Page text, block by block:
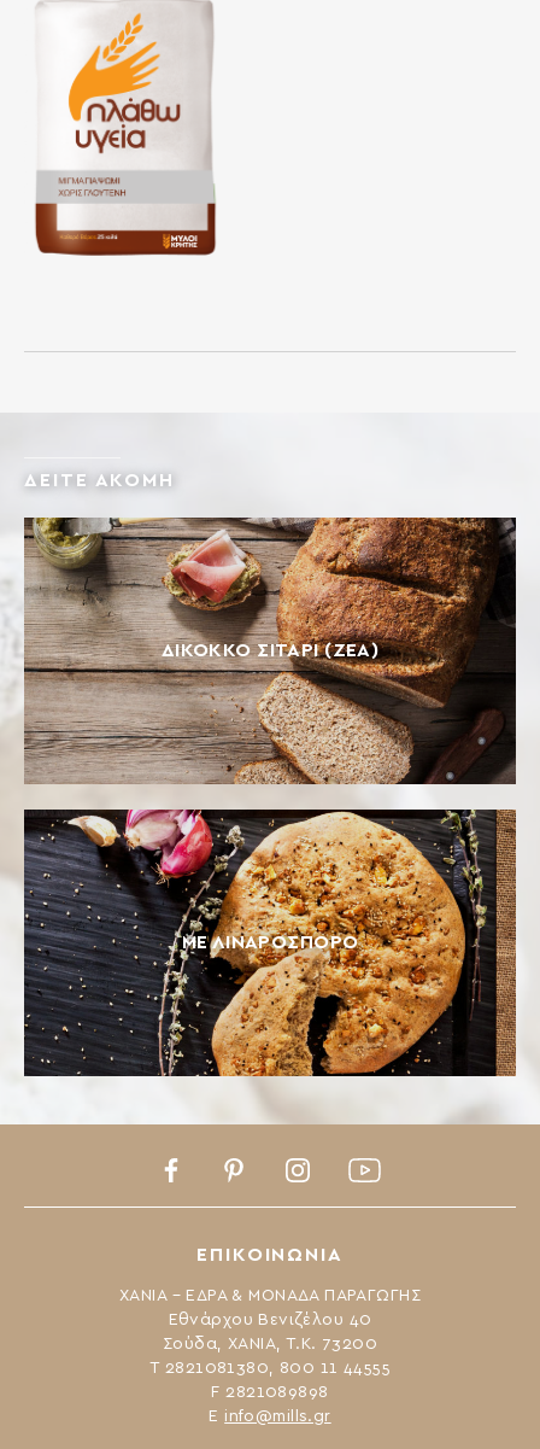
ΔΕΙΤΕ ΑΚΟΜΗ
ΔΊΚΟΚΚΟ ΣΙΤΆΡΙ (ΖΈΑ)
ΜΕ ΛΙΝΑΡΌΣΠΟΡΟ
ΕΠΙΚΟΙΝΩΝΙΑ
ΧΑΝΙΑ – ΕΔΡΑ & ΜΟΝΑΔΑ ΠΑΡΑΓΩΓΗΣ
Εθνάρχου Βενιζέλου 40
Σούδα, ΧΑΝΙΑ, Τ.Κ. 73200
Τ 2821081380, 800 11 44555
F 2821089898
Ε info@mills.gr
FacebookPinterestInstagramYoutube